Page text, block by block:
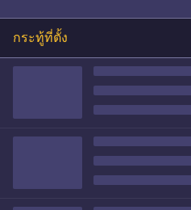
กระทู้ที่ตั้ง